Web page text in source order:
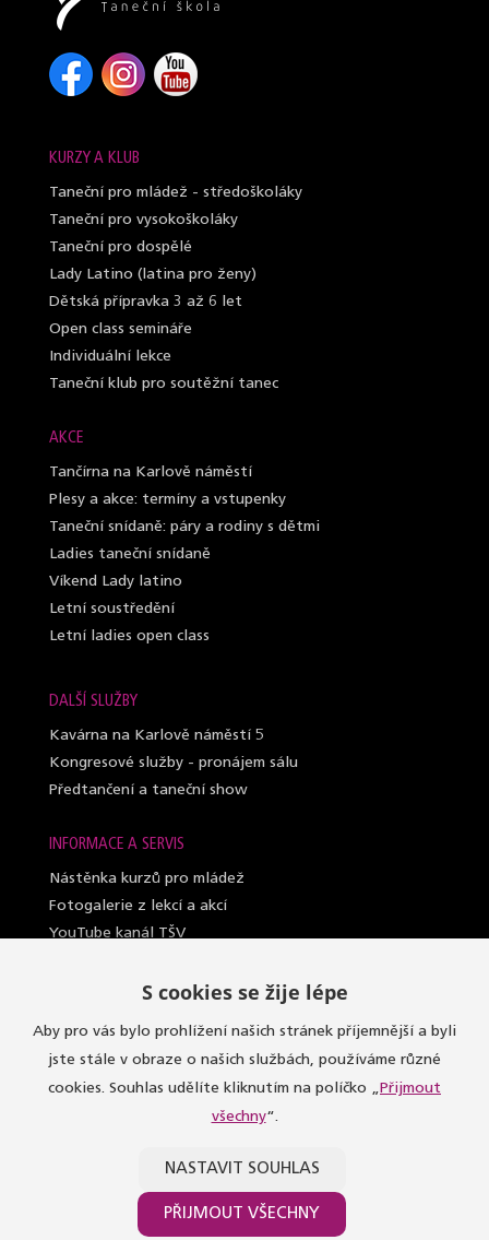
KURZY A KLUB
Taneční pro mládež - středoškoláky
Taneční pro vysokoškoláky
Taneční pro dospělé
Lady Latino (latina pro ženy)
Dětská přípravka 3 až 6 let
Open class semináře
Individuální lekce
Taneční klub pro soutěžní tanec
AKCE
Tančírna na Karlově náměstí
Plesy a akce: termíny a vstupenky
Taneční snídaně: páry a rodiny s dětmi
Ladies taneční snídaně
Víkend Lady latino
Letní soustředění
Letní ladies open class
DALŠÍ SLUŽBY
Kavárna na Karlově náměstí 5
Kongresové služby - pronájem sálu
Předtančení a taneční show
INFORMACE A SERVIS
Nástěnka kurzů pro mládež
Fotogalerie z lekcí a akcí
YouTube kanál TŠV
Nahrazování lekcí (dospělí a lady)
Sály, kde učíme
Oblečení do kurzů
Taneční seznamka
Pokladna a kontakty
S cookies se žije lépe
Aby pro vás bylo prohlížení našich stránek příjemnější a byli
jste stále v obraze o našich službách, používáme různé
cookies. Souhlas udělíte kliknutím na políčko „Přijmout
všechny“.
NASTAVIT SOUHLAS
PŘIJMOUT VŠECHNY